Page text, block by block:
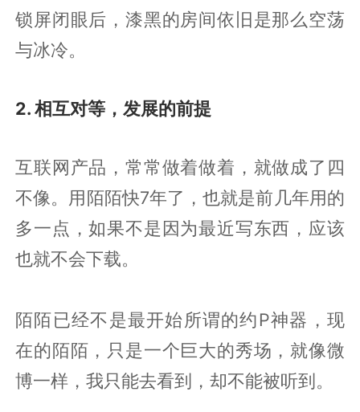
锁屏闭眼后，漆黑的房间依旧是那么空荡
与冰冷。
2. 相互对等，发展的前提
互联网产品，常常做着做着，就做成了四
不像。用陌陌快7年了，也就是前几年用的
多一点，如果不是因为最近写东西，应该
也就不会下载。
陌陌已经不是最开始所谓的约P神器，现
在的陌陌，只是一个巨大的秀场，就像微
博一样，我只能去看到，却不能被听到。